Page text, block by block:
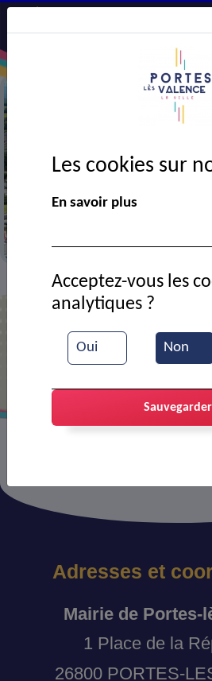
> Actualités > Le Portes-
Aucun article
Adresses et
Mairie de Portes-
1 Place de la
26800 PORTES-
Les cookies sur
En savoir plus
Oui Non
Acceptez-vous les
analytiques ?
Sauvegarder